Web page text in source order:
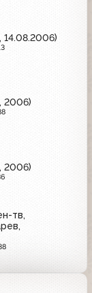
2006)
2006)
тв,